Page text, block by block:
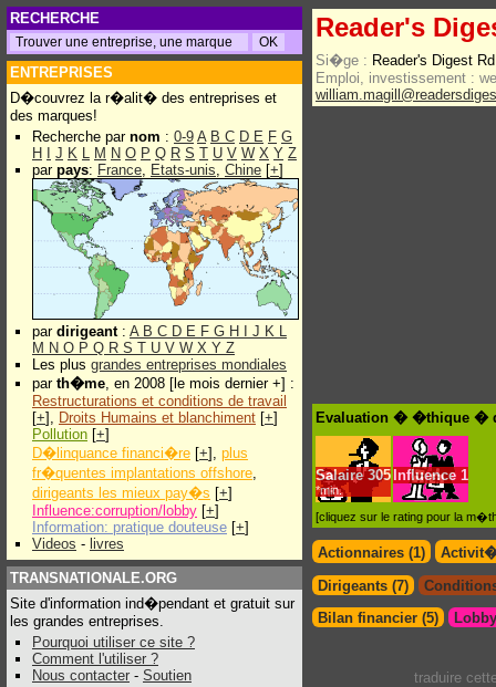
RECHERCHE
ENTREPRISES
D�couvrez la r�alit� des entreprises et
des marques!
Recherche par nom : 0-9 A B C D E F G
H
J K L M N O P Q R S T U V W X Y Z
par pays: France, Etats-unis, Chine [+]
par dirigeant: A B C D E F G H J K L
M N O P Q R S T U V W X Y Z
Les plus grandes entreprises mondiales
par th�me, en 2008 [le mois dernier +] :
Restructurations et conditions de travail
[+], Droits Humains et blanchiment [+]
Pollution [+]
D�linquance financi�re [+], plus
fr�quentes implantations offshore,
dirigeants les mieux pay�s [+]
Influence:corruption/lobby [+]
Information: pratique douteuse [+]
Videos - livres
TRANSNATIONALE.ORG
Site d'information ind�pendant et gratuit sur
les grandes entreprises.
Pourquoi utiliser ce site ?
Comment l'utiliser ?
Nous contacter - Soutien
Reader's
Si�ge : Reader's Digest
Emploi, investissement :
Evaluation � �thique �
Salaire 305
*min.
Influence 1
[cliquez sur le rating pour la
Actionnaires (1)
Dirigeants (7)
Bilan financier (5)
traduire